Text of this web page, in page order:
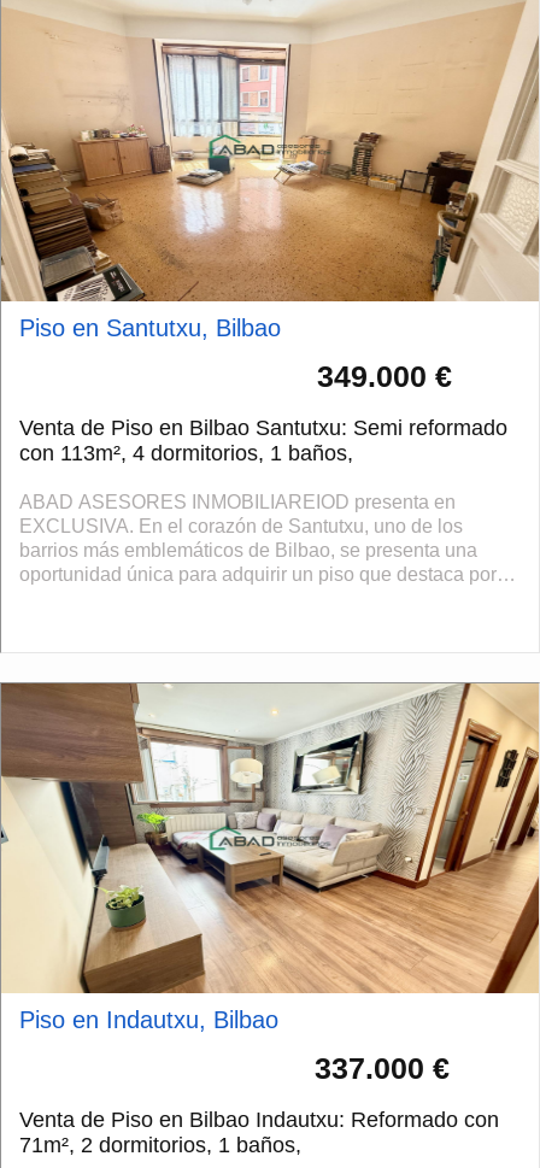
Piso en Santutxu, Bilbao
349.000 €
Venta de Piso en Bilbao Santutxu: Semi reformado
con 113m², 4 dormitorios, 1 baños,
ABAD ASESORES INMOBILIAREIOD presenta en
EXCLUSIVA. En el corazón de Santutxu, uno de los
barrios más emblemáticos de Bilbao, se presenta una
oportunidad única para adquirir un piso que destaca por
Piso en Indautxu, Bilbao
337.000 €
Venta de Piso en Bilbao Indautxu: Reformado con
71m², 2 dormitorios, 1 baños,